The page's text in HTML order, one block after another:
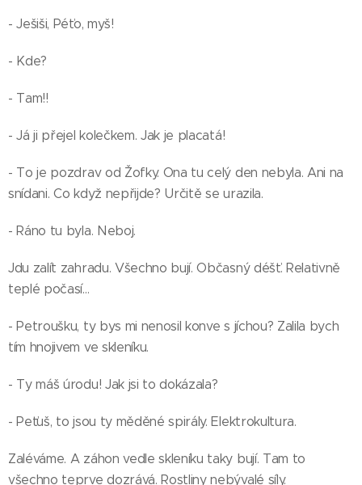
- Ješiši, Péťo, myš!
- Kde?
- Tam!!
- Já ji přejel kolečkem. Jak je placatá!
- To je pozdrav od Žofky. Ona tu celý den nebyla. Ani na
snídani. Co když nepřijde? Určitě se urazila.
- Ráno tu byla. Neboj.
Jdu zalít zahradu. Všechno bují. Občasný déšť. Relativně
teplé počasí…
- Petroušku, ty bys mi nenosil konve s jíchou? Zalila bych
tím hnojivem ve skleníku.
- Ty máš úrodu! Jak jsi to dokázala?
- Peťuš, to jsou ty měděné spirály. Elektrokultura.
Zaléváme. A záhon vedle skleníku taky bují. Tam to
všechno teprve dozrává. Rostliny nebývalé síly.